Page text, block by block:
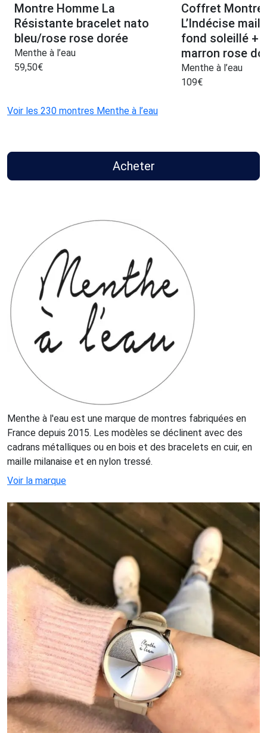
Montre Homme La
Résistante bracelet nato
bleu/rose rose dorée
Menthe à l’eau
59,50€
Coffret Montre
L’Indécise
fond soleillé +
marron rose
Menthe à l’eau
109€
Voir les 230 montres Menthe à l’eau
Acheter
Menthe à l'eau est une marque de montres fabriquées en
France depuis 2015. Les modèles se déclinent avec des
cadrans métalliques ou en bois et des bracelets en cuir, en
maille milanaise et en nylon tressé.
Voir la marque